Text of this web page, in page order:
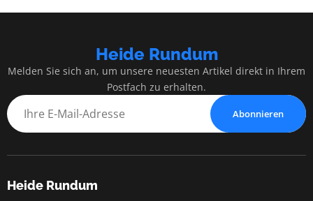
Heide Rundum
Melden Sie sich an, um unsere neuesten Artikel direkt in Ihrem
Postfach zu erhalten.
Abonnieren
Heide Rundum